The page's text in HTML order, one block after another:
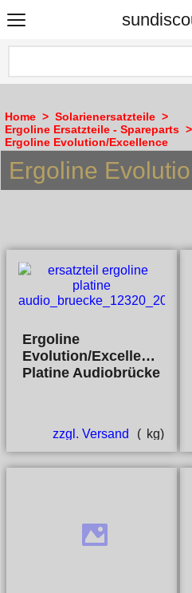
Home > Solarienersatzteile >
Ergoline Ersatzteile - Spareparts >
Ergoline Evolution/Excellence
Ergoline
Ergoline
Evolution/Excellence
Platine Audiobrücke
zzgl. Versand kg